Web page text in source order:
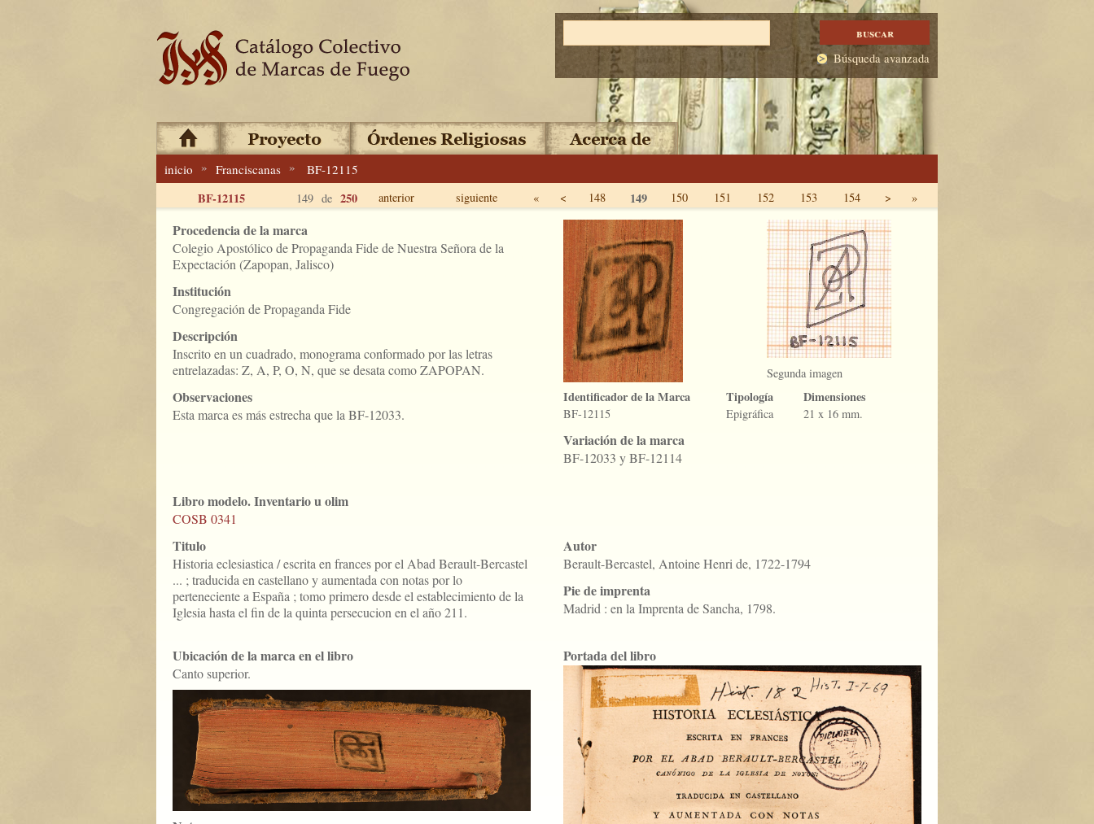
Búsqueda avanzada
inicio » Franciscanas » BF-12115
BF-12115 149 de 250 anterior siguiente « < 148 149 150 151 152 153 154 > »
Procedencia de la marca
Colegio Apostólico de Propaganda Fide de Nuestra Señora de la
Expectación (Zapopan, Jalisco)
Institución
Congregación de Propaganda Fide
Descripción
Inscrito en un cuadrado, monograma conformado por las letras
entrelazadas: Z, A, P, O, N, que se desata como ZAPOPAN.
Observaciones
Esta marca es más estrecha que la BF-12033.
Segunda imagen
Identificador de la Marca
BF-12115
Tipología
Epigráfica
Dimensiones
21 x 16 mm.
Variación de la marca
BF-12033 y BF-12114
Libro modelo. Inventario u olim
COSB 0341
Titulo
Historia eclesiastica / escrita en frances por el Abad Berault-Bercastel
... ; traducida en castellano y aumentada con notas por lo
perteneciente a España ; tomo primero desde el establecimiento de la
Iglesia hasta el fin de la quinta persecucion en el año 211.
Autor
Berault-Bercastel, Antoine Henri de, 1722-1794
Pie de imprenta
Madrid : en la Imprenta de Sancha, 1798.
Ubicación de la marca en el libro
Canto superior.
Portada del libro